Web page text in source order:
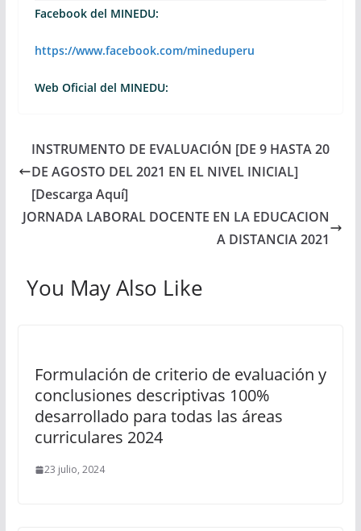
Facebook del MINEDU:
https://www.facebook.com/mineduperu
Web Oficial del MINEDU:
INSTRUMENTO DE EVALUACIÓN [DE 9 HASTA 20
DE AGOSTO DEL 2021 EN EL NIVEL INICIAL]
[Descarga Aquí]
JORNADA LABORAL DOCENTE EN LA EDUCACION
A DISTANCIA 2021
You May Also Like
Formulación de criterio de evaluación y
conclusiones descriptivas 100%
desarrollado para todas las áreas
curriculares 2024
23 julio, 2024